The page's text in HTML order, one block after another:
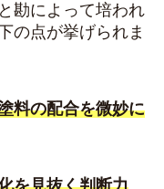
勘によって培われ
の点が挙げられま
料の配合を微妙に